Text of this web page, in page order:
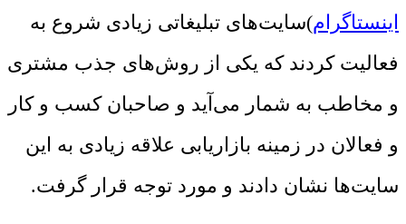
اینستاگرام)سایت‌های تبلیغاتی زیادی شروع به
فعالیت کردند که یکی از روش‌های جذب مشتری
و مخاطب به شمار می‌آید و صاحبان کسب و کار
و فعالان در زمینه بازاریابی علاقه زیادی به این
سایت‌ها نشان دادند و مورد توجه قرار گرفت.